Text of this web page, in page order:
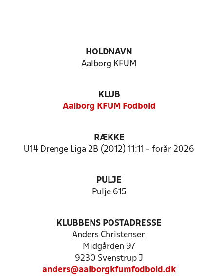
HOLDNAVN
Aalborg KFUM
KLUB
Aalborg KFUM Fodbold
RÆKKE
U14 Drenge Liga 2B (2012) 11:11 - forår 2026
PULJE
Pulje 615
KLUBBENS POSTADRESSE
Anders Christensen
Midgården 97
9230 Svenstrup J
anders@aalborgkfumfodbold.dk